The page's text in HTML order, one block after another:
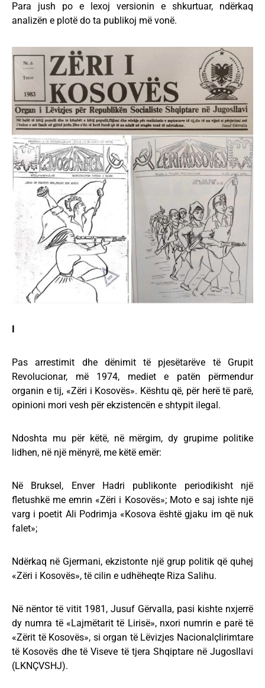
Para jush po e lexoj versionin e shkurtuar, ndërkaq
analizën e plotë do ta publikoj më vonë.
Pas arrestimit dhe dënimit të pjesëtarëve të Grupit
Revolucionar, më 1974, mediet e patën përmendur
organin e tij, «Zëri i Kosovës». Kështu që, për herë të parë,
opinioni mori vesh për ekzistencën e shtypit ilegal.
Ndoshta mu për këtë, në mërgim, dy grupime politike
lidhen, në një mënyrë, me këtë emër:
Në Bruksel, Enver Hadri publikonte periodikisht një
fletushkë me emrin «Zëri i Kosovës»; Moto e saj ishte një
varg i poetit Ali Podrimja «Kosova është gjaku im që nuk
falet»;
Ndërkaq në Gjermani, ekzistonte një grup politik që quhej
«Zëri i Kosovës», të cilin e udhëheqte Riza Salihu.
Në nëntor të vitit 1981, Jusuf Gërvalla, pasi kishte nxjerrë
dy numra të «Lajmëtarit të Lirisë», nxori numrin e parë të
«Zërit të Kosovës», si organ të Lëvizjes Nacionalçlirimtare
të Kosovës dhe të Viseve të tjera Shqiptare në Jugosllavi
(LKNÇVSHJ).